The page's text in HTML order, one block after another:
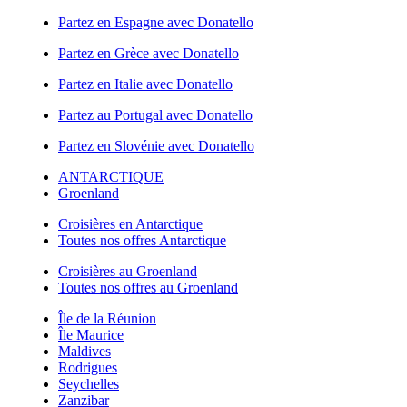
Partez en Espagne avec Donatello
Partez en Grèce avec Donatello
Partez en Italie avec Donatello
Partez au Portugal avec Donatello
Partez en Slovénie avec Donatello
ANTARCTIQUE
Groenland
Croisières en Antarctique
Toutes nos offres Antarctique
Croisières au Groenland
Toutes nos offres au Groenland
Île de la Réunion
Île Maurice
Maldives
Rodrigues
Seychelles
Zanzibar